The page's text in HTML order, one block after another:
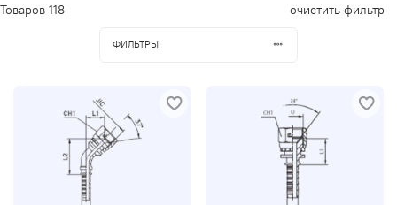
Товаров 118 очистить фильтр
ФИЛЬТРЫ